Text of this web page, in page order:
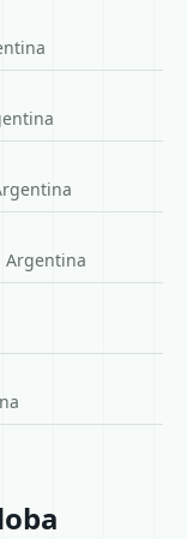
Argentina